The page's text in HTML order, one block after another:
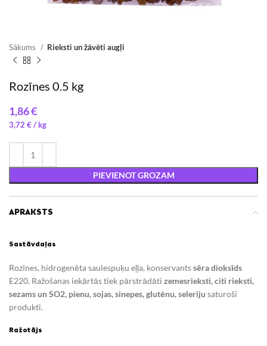
Sākums Rieksti un žāvēti augļi
Rozīnes 0.5 kg
€
3,72 €/
PIEVIENOT GROZAM
APRAKSTS
Sastāvdaļas
Rozīnes, hidrogenēta saulespuķu eļļa, konservantssēra dioksīds
E220. Ražošanas iekārtās tiek pārstrādāti zemesrieksti, citi rieksti,
sezams un SO2, pienu, sojas, sinepes, glutēnu, seleriju saturoši
produkti.
Ražotājs